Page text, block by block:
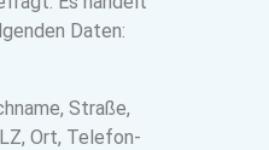
Daten:
Straße,
Ort, Telefon-